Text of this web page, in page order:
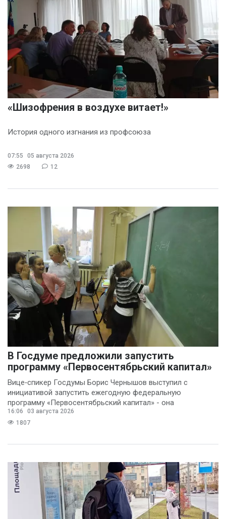
«Шизофрения в воздухе витает!»
История одного изгнания из профсоюза
07:55
05 августа 2026
2698
12
В Госдуме предложили запустить
программу «Первосентябрьский капитал»
Вице‑спикер Госдумы Борис Чернышов выступил с
инициативой запустить ежегодную федеральную
программу «Первосентябрьский капитал» - она
предполагает
16:06
03 августа 2026
1807